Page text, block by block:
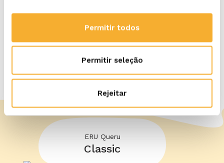
Permitir todos
Permitir seleção
Rejeitar
Descubra mais produtos
ERU Queru
Classic